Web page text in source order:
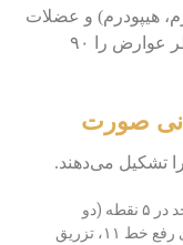
هیپودرم) و عضلات
سطحی را بشناسید. آموزش آناتومی، خطر عوارض را ۹۰
صورت
۲۰ تا ۲۵ واحد در ۵ نقطه (دو
corrugator، دو procerus، وسط). برای رفع خط ۱۱، تزریق